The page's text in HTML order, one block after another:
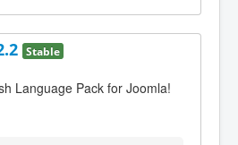
Stable
Language Pack for Joomla!